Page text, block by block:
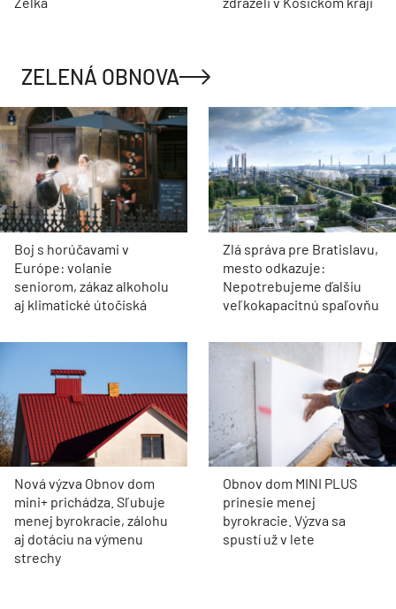
ZELENÁ OBNOVA
Boj s horúčavami v
Európe: volanie
seniorom, zákaz alkoholu
aj klimatické útočiská
Zlá správa pre Bratislavu,
mesto odkazuje:
Nepotrebujeme ďalšiu
veľkokapacitnú spaľovňu
Nová výzva Obnov dom
mini+ prichádza. Sľubuje
menej byrokracie, zálohu
aj dotáciu na výmenu
strechy
Obnov dom MINI PLUS
prinesie menej
byrokracie. Výzva sa
spustí už v lete